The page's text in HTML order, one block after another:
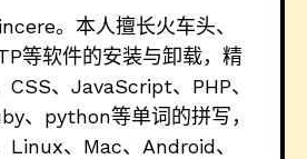
。本人擅长火车头、
等软件的安装与卸载，精
CSS、JavaScript、PHP、
、python等单词的拼写，
Linux、Mac、Android、